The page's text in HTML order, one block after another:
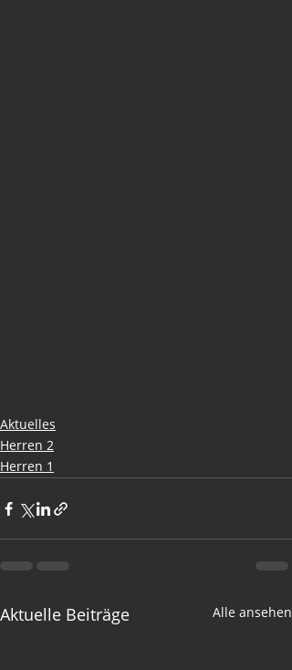
Aktuelles
Herren 2
Herren 1
Aktuelle Beiträge Alle ansehen